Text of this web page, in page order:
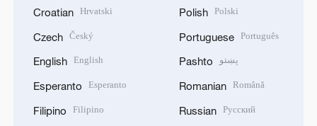
Croatian Hrvatski
Czech Český
English English
Esperanto Esperanto
Filipino Filipino
Polish Polski
Portuguese Português
Pashto پښتو
Romanian Română
Russian Русский